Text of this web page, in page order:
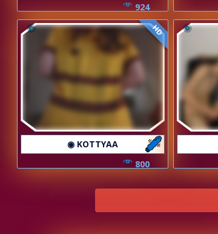
924
HD
◉ KOTTYAA
800